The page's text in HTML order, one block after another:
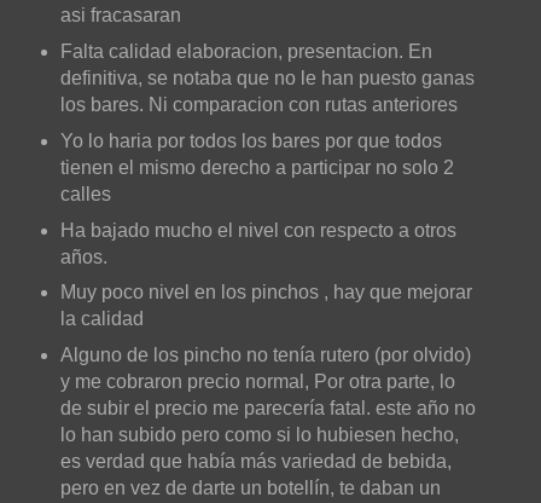
asi fracasaran
Falta calidad elaboracion, presentacion. En
definitiva, se notaba que no le han puesto ganas
los bares. Ni comparacion con rutas anteriores
Yo lo haria por todos los bares por que todos
tienen el mismo derecho a participar no solo 2
calles
Ha bajado mucho el nivel con respecto a otros
años.
Muy poco nivel en los pinchos , hay que mejorar
la calidad
Alguno de los pincho no tenía rutero (por olvido)
y me cobraron precio normal, Por otra parte, lo
de subir el precio me parecería fatal. este año no
lo han subido pero como si lo hubiesen hecho,
es verdad que había más variedad de bebida,
pero en vez de darte un botellín, te daban un